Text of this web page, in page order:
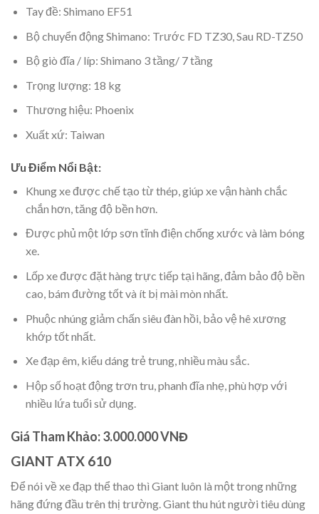
Tay đề: Shimano EF51
Bộ chuyển động Shimano: Trước FD TZ30, Sau RD-TZ50
Bộ giò đĩa / líp: Shimano 3 tầng/ 7 tầng
Trọng lượng: 18 kg
Thương hiệu: Phoenix
Xuất xứ: Taiwan
Ưu Điểm Nổi Bật:
Khung xe được chế tạo từ thép, giúp xe vận hành chắc
chắn hơn, tăng độ bền hơn.
Được phủ một lớp sơn tĩnh điện chống xước và làm bóng
xe.
Lốp xe được đặt hàng trực tiếp tại hãng, đảm bảo độ bền
cao, bám đường tốt và ít bị mài mòn nhất.
Phuộc nhúng giảm chấn siêu đàn hồi, bảo vệ hê xương
khớp tốt nhất.
Xe đạp êm, kiểu dáng trẻ trung, nhiều màu sắc.
Hộp số hoạt động trơn tru, phanh đĩa nhẹ, phù hợp với
nhiều lứa tuổi sử dụng.
Giá Tham Khảo: 3.000.000 VNĐ
GIANT ATX 610
Để nói về xe đạp thể thao thì Giant luôn là một trong những
hãng đứng đầu trên thị trường. Giant thu hút người tiêu dùng